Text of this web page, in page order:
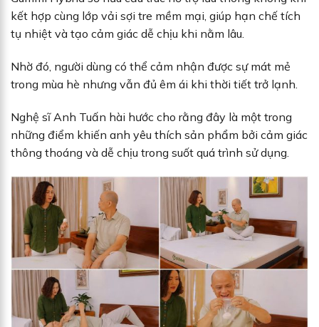
kết hợp cùng lớp vải sợi tre mềm mại, giúp hạn chế tích
tụ nhiệt và tạo cảm giác dễ chịu khi nằm lâu.
Nhờ đó, người dùng có thể cảm nhận được sự mát mẻ
trong mùa hè nhưng vẫn đủ êm ái khi thời tiết trở lạnh.
Nghệ sĩ Anh Tuấn hài hước cho rằng đây là một trong
những điểm khiến anh yêu thích sản phẩm bởi cảm giác
thông thoáng và dễ chịu trong suốt quá trình sử dụng.